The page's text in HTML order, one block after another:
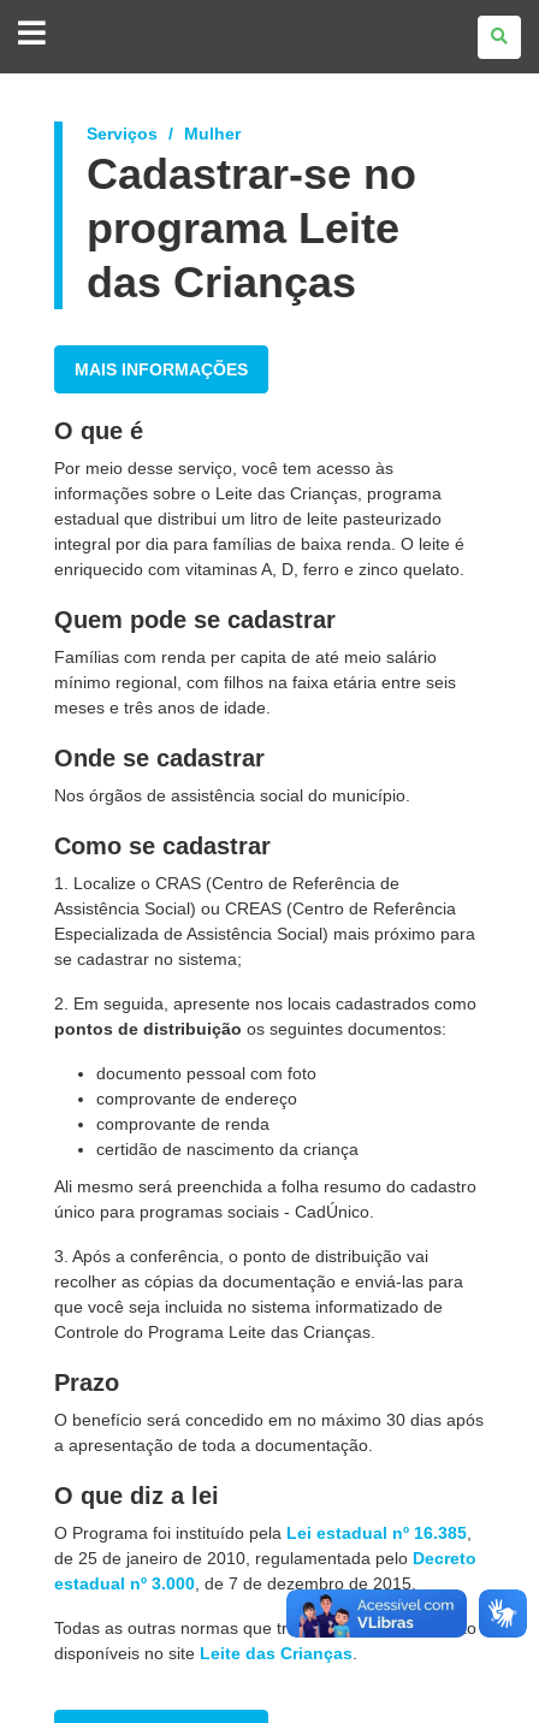
DO
Serviços Mulher
Cadastrar-se no
programa Leite
das Crianças
MAIS INFORMAÇÕES
O que é
Por meio desse serviço, você tem acesso às
informações sobre o Leite das Crianças, programa
estadual que distribui um litro de leite pasteurizado
integral por dia para famílias de baixa renda. O leite é
enriquecido com vitaminas A, D, ferro e zinco quelato.
Quem pode se cadastrar
Famílias com renda per capita de até meio salário
mínimo regional, com filhos na faixa etária entre seis
meses e três anos de idade.
Onde se cadastrar
Nos órgãos de assistência social do município.
Como se cadastrar
1. Localize o CRAS (Centro de Referência de
Assistência Social) ou CREAS (Centro de Referência
Especializada de Assistência Social) mais próximo para
se cadastrar no sistema;
2. Em seguida, apresente nos locais cadastrados como
pontos de distribuição os seguintes documentos:
documento pessoal com foto
comprovante de endereço
comprovante de renda
certidão de nascimento da criança
Ali mesmo será preenchida a folha resumo do cadastro
único para programas sociais - CadÚnico.
3. Após a conferência, o ponto de distribuição vai
recolher as cópias da documentação e enviá-las para
que você seja incluida no sistema informatizado de
Controle do Programa Leite das Crianças.
Prazo
O benefício será concedido em no máximo 30 dias após
a apresentação de toda a documentação.
O que diz a lei
O Programa foi instituído pela Lei estadual nº 16.385
de 25 de janeiro de 2010, regulamentada pelo Decreto
estadual nº 3.000 , de 7 de dezembro de 2015.
Todas as outras normas que tratam do programa estão
disponíveis no site Leite das Crianças